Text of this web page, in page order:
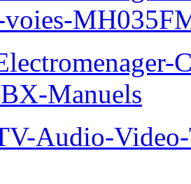
voies-
Manuels
Audio-